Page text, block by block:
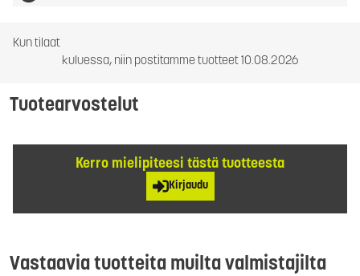
Kun tilaat
kuluessa, niin postitamme tuotteet 10.08.2026
Tuotearvostelut
Kerro mielipiteesi tästä tuotteesta
Kirjaudu
Vastaavia tuotteita muilta valmistajilta